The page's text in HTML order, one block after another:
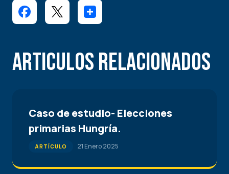
Articulos Relacionados
Caso de estudio- Elecciones
primarias Hungría.
ARTÍCULO 21 Enero 2025